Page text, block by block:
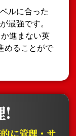
ルに合った
最強です。
進まない英
めることがで
!
に管理・サ